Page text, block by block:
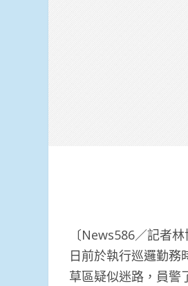
〔News586／記者
日前於執行巡邏勤
草區疑似迷路，員警